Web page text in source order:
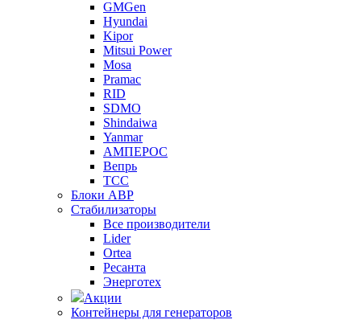
GMGen
Hyundai
Kipor
Mitsui Power
Mosa
Pramac
RID
SDMO
Shindaiwa
Yanmar
АМПЕРОС
Вепрь
ТСС
Блоки АВР
Стабилизаторы
Все производители
Lider
Ortea
Ресанта
Энерготех
Акции
Контейнеры для генераторов